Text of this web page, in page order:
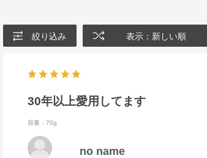
絞り込み 表示：新しい順
30年以上愛用してます
容量：70g
no name